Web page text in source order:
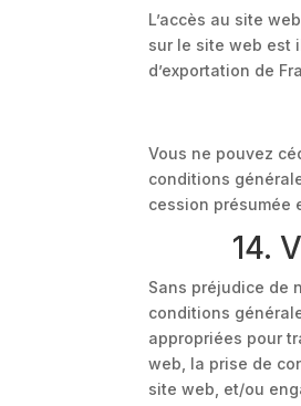
L’accès au site
sur le site web est
d’exportation de
Vous ne pouvez
conditions
cession présumée
14.
Sans préjudice de
conditions
appropriées pour
web, la prise de
site web, et/ou